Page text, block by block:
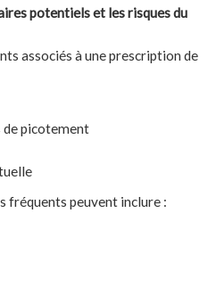
potentiels et les risques du
associés à une prescription de
de picotement
fréquents peuvent inclure :